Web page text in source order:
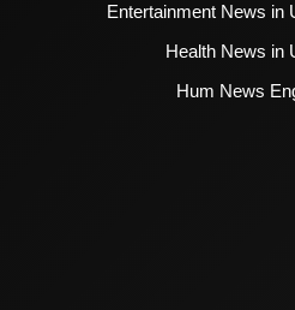
Entertainment News in
Health News in
Hum News